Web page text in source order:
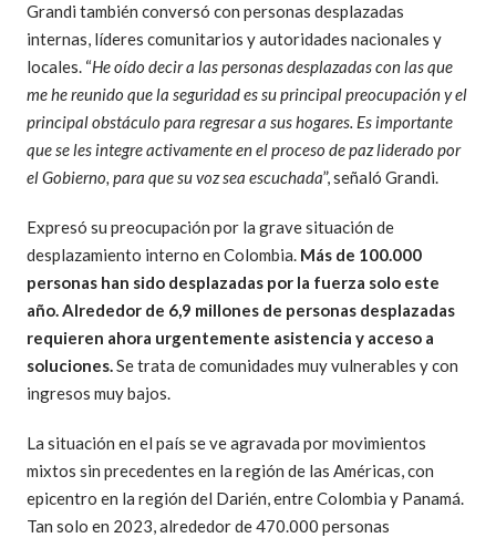
Grandi también conversó con personas desplazadas
internas, líderes comunitarios y autoridades nacionales y
locales. “He oído decir a las personas desplazadas con las que
me he reunido que la seguridad es su principal preocupación y el
principal obstáculo para regresar a sus hogares. Es importante
que se les integre activamente en el proceso de paz liderado por
el Gobierno, para que su voz sea escuchada”, señaló Grandi.
Expresó su preocupación por la grave situación de
desplazamiento interno en Colombia. Más de 100.000
personas han sido desplazadas por la fuerza solo este
año.Alrededor de 6,9 millones de personas desplazadas
requieren ahora urgentemente asistencia y acceso a
soluciones.Se trata de comunidades muy vulnerables y con
ingresos muy bajos.
La situación en el país se ve agravada por movimientos
mixtos sin precedentes en la región de las Américas, con
epicentro en la región del Darién, entre Colombia y Panamá.
Tan solo en 2023, alrededor de 470.000 personas